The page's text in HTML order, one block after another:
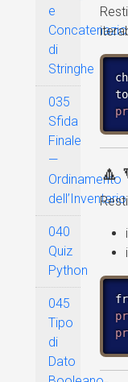
e
di
Stringhe
035
Sfida
Finale
—
Ordinamento
dell’Inventario
040
Quiz
Python
045
Tipo
di
Dato